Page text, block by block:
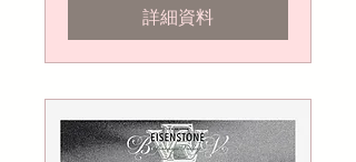
詳細資料